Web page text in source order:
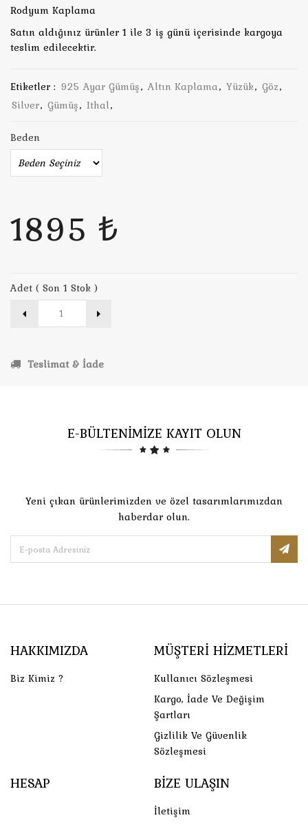
Rodyum Kaplama
Satın aldığınız ürünler 1 ile 3 iş günü içerisinde kargoya
teslim edilecektir.
Etiketler : 925 Ayar Gümüş, Altın Kaplama, Yüzük, Göz,
Silver, Gümüş, Ithal,
Beden
1895 ₺
Adet ( Son 1 Stok )
Teslimat & İade
E-BÜLTENİMİZE KAYIT OLUN
Yeni çıkan ürünlerimizden ve özel tasarımlarımızdan
haberdar olun.
HAKKIMIZDA
Biz Kimiz ?
MÜŞTERI HIZMETLERI
Kullanıcı Sözleşmesi
Kargo, İade Ve Değişim
Şartları
Gizlilik Ve Güvenlik
Sözleşmesi
HESAP BIZE ULAŞIN
İletişim